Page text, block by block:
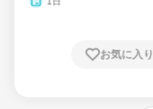
お気に入り